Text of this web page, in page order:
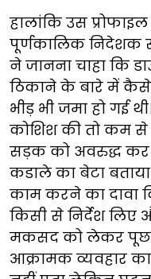
हालांकि उस
पूर्णकालिक निदेशक
ने जानना चाहा कि
ठिकाने के बारे में
भीड़ भी जमा हो गई
कोशिश की तो कम
सड़क को अवरुद्ध कर
कडाले का बेटा
काम करने का दावा
किसी से निर्देश लिए
मकसद को लेकर
आक्रामक व्यवहार